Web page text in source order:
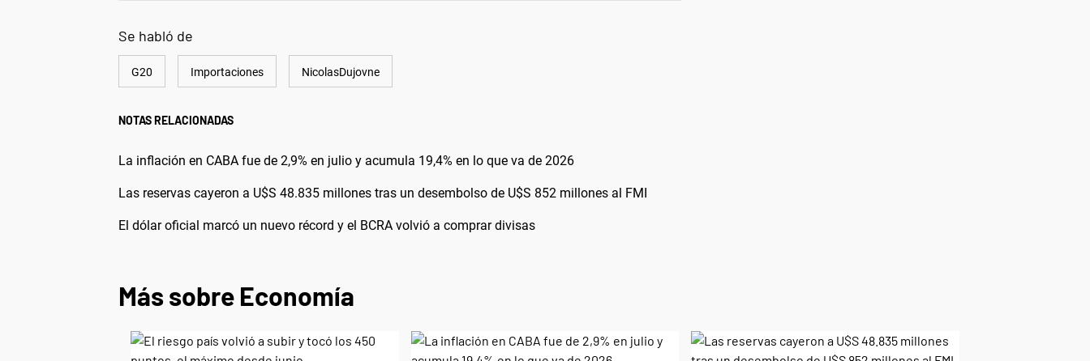
Se habló de
G20 Importaciones NicolasDujovne
NOTAS RELACIONADAS
La inflación en CABA fue de 2,9% en julio y acumula 19,4% en lo que va de 2026
Las reservas cayeron a U$S 48.835 millones tras un desembolso de U$S 852 millones al FMI
El dólar oficial marcó un nuevo récord y el BCRA volvió a comprar divisas
Más sobre Economía